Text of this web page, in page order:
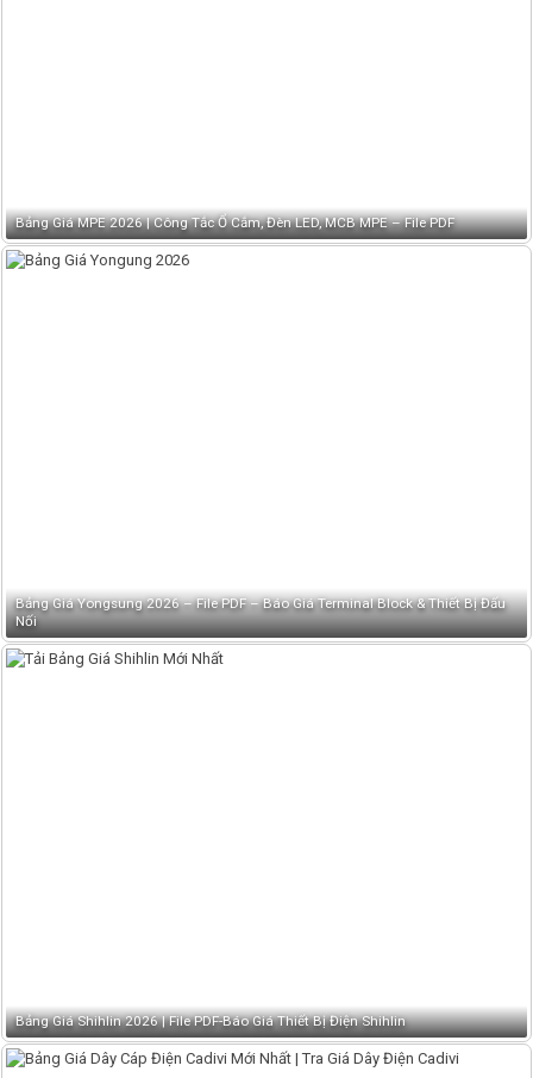
Bảng Giá MPE 2026 | Công Tắc Ổ Cắm, Đèn LED, MCB MPE – File PDF
Bảng Giá Yongsung 2026 – File PDF – Báo Giá Terminal Block & Thiết Bị Đấu
Nối
Bảng Giá Shihlin 2026 | File PDF-Báo Giá Thiết Bị Điện Shihlin